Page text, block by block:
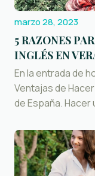
marzo 28, 2023
5 RAZONES
INGLÉS EN
En la entrada de
Ventajas de
de España. Hacer